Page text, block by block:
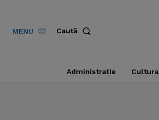
MENU Caută
Administratie Cultura